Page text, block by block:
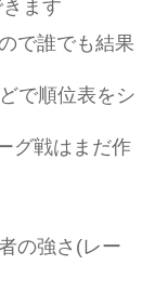
ます
で誰でも結果
で順位表をシ
グ戦はまだ作
の強さ(レー